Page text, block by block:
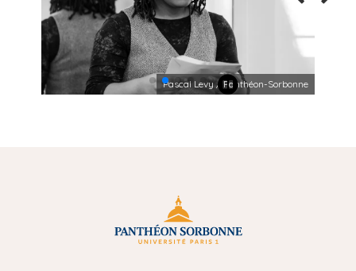
Pascal Levy / Panthéon-Sorbonne